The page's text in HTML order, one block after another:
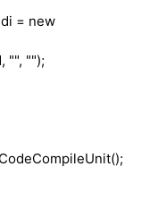
= new
"");
CodeCompileUnit();